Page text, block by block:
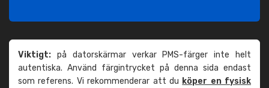
Viktigt: på datorskärmar verkar PMS-färger inte helt
autentiska. Använd färgintrycket på denna sida endast
som referens. Vi rekommenderar att du köper en fysisk